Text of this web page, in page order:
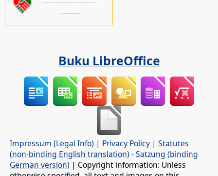
Buku LibreOffice
Impressum (Legal Info) | Privacy Policy | Statutes
(non-binding English translation) -Satzung (binding
German version) | Copyright information: Unless